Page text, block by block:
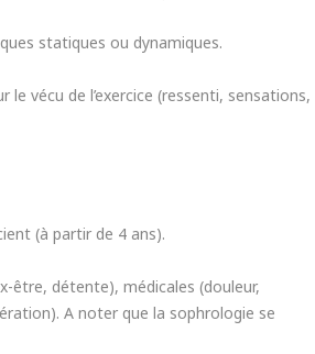
statiques ou dynamiques.
vécu de l’exercice (ressenti, sensations,
(à partir de 4 ans).
être, détente), médicales (douleur,
A noter que la sophrologie se